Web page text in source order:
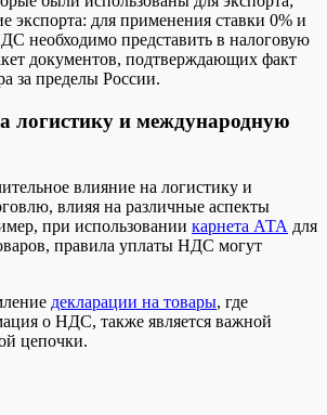
экспорта: для применения ставки 0% и
необходимо представить в налоговую
документов, подтверждающих факт
за пределы России.
логистику и международную
влияние на логистику и
влияя на различные аспекты
при использовании карнета АТА для
правила уплаты НДС могут
декларации на товары, где
о НДС, также является важной
цепочки.